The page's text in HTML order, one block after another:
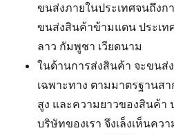
ขนส่งภายในประเทศจนถึงก
ขนส่งสินค้าข้ามแดน ประเท
ลาว กัมพูชา เวียดนาม
ในด้านการส่งสินค้า จะขนส่
เฉพาะทาง ตามมาตรฐานส
สูง และความยาวของสินค้า
บริษัทของเรา จึงเล็งเห็นคว